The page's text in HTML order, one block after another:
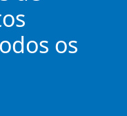
os